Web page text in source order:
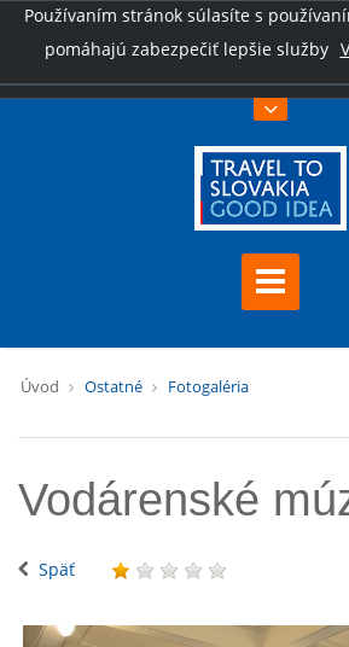
Používaním stránok súlasíte s
pomáhajú zabezpečiť lepšie služby
Úvod Ostatné Fotogaléria
Vodárenské
Späť